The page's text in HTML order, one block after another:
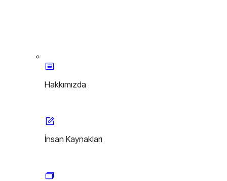
Hakkımızda
İnsan Kaynakları